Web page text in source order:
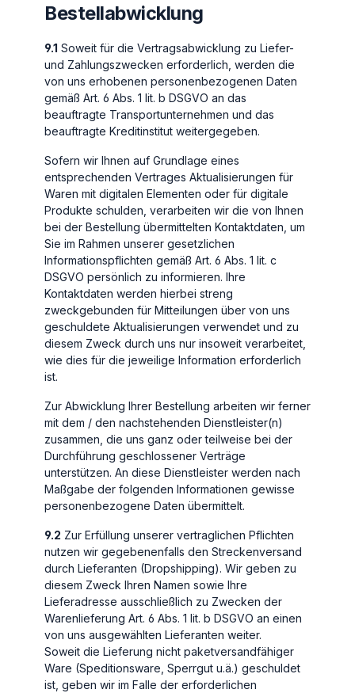
Bestellabwicklung
9.1 Soweit für die Vertragsabwicklung zu Liefer-
und Zahlungszwecken erforderlich, werden die
von uns erhobenen personenbezogenen Daten
gemäß Art. 6 Abs. 1 lit. b DSGVO an das
beauftragte Transportunternehmen und das
beauftragte Kreditinstitut weitergegeben.
Sofern wir Ihnen auf Grundlage eines
entsprechenden Vertrages Aktualisierungen für
Waren mit digitalen Elementen oder für digitale
Produkte schulden, verarbeiten wir die von Ihnen
bei der Bestellung übermittelten Kontaktdaten, um
Sie im Rahmen unserer gesetzlichen
Informationspflichten gemäß Art. 6 Abs. 1 lit. c
DSGVO persönlich zu informieren. Ihre
Kontaktdaten werden hierbei streng
zweckgebunden für Mitteilungen über von uns
geschuldete Aktualisierungen verwendet und zu
diesem Zweck durch uns nur insoweit verarbeitet,
wie dies für die jeweilige Information erforderlich
ist.
Zur Abwicklung Ihrer Bestellung arbeiten wir ferner
mit dem / den nachstehenden Dienstleister(n)
zusammen, die uns ganz oder teilweise bei der
Durchführung geschlossener Verträge
unterstützen. An diese Dienstleister werden nach
Maßgabe der folgenden Informationen gewisse
personenbezogene Daten übermittelt.
9.2 Zur Erfüllung unserer vertraglichen Pflichten
nutzen wir gegebenenfalls den Streckenversand
durch Lieferanten (Dropshipping). Wir geben zu
diesem Zweck Ihren Namen sowie Ihre
Lieferadresse ausschließlich zu Zwecken der
Warenlieferung Art. 6 Abs. 1 lit. b DSGVO an einen
von uns ausgewählten Lieferanten weiter.
Soweit die Lieferung nicht paketversandfähiger
Ware (Speditionsware, Sperrgut u.ä.) geschuldet
ist, geben wir im Falle der erforderlichen